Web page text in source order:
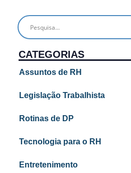
CATEGORIAS
Assuntos de RH
Legislação Trabalhista
Rotinas de DP
Tecnologia para o RH
Entretenimento